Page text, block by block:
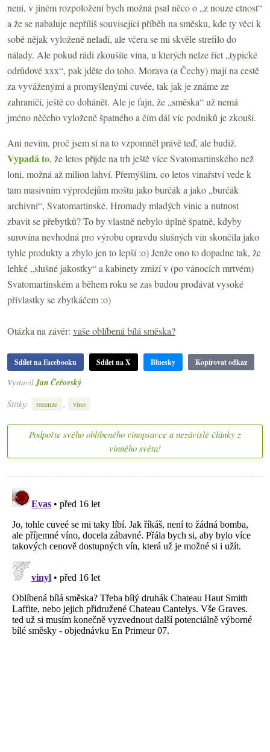
není, v jiném rozpoložení bych možná psal něco o „z nouze ctnost“
a že se nabaluje nepříliš související příběh na směsku, kde ty věci k
sobě nějak vyloženě neladí, ale včera se mi skvěle strefilo do
nálady. Ale pokud rádi zkoušíte vína, u kterých nelze říct „typické
odrůdové xxx“, pak jděte do toho. Morava (a Čechy) mají na cestě
za vyváženými a promyšlenými cuvée, tak jak je známe ze
zahraničí, ještě co dohánět. Ale je fajn, že „směska“ už nemá
jméno něčeho vyloženě špatného a čím dál víc podniků je zkouší.
Ani nevím, proč jsem si na to vzpomněl právě teď, ale budiž.
Vypadá to, že letos přijde na trh ještě více Svatomartinského než
loni, možná až milion lahví. Přemýšlím, co letos vinařství vede k
tam masivním výprodejům moštu jako burčák a jako „burčák
archivní“, Svatomartinské. Hromady mladých vinic a nutnost
zbavit se přebytků? To by vlastně nebylo úplně špatně, kdyby
surovina nevhodná pro výrobu opravdu slušných vín skončila jako
tyhle produkty a zbylo jen to lepší :o) Jenže ono to dopadne tak, že
lehké „slušné jakostky“ a kabinety zmizí v (po vánocích mrtvém)
Svatomartinském a během roku se zas budou prodávat vysoké
přívlastky se zbytkáčem :o)
Otázka na závěr: vaše oblíbená bílá směska?
Sdílet na Facebooku Sdílet na X Bluesky Kopírovat odkaz
Vystavil Jan Čeřovský
Štítky:
recenze , víno
Podpořte svého oblíbeného vínopsavce a nezávislé články z
vinného světa!